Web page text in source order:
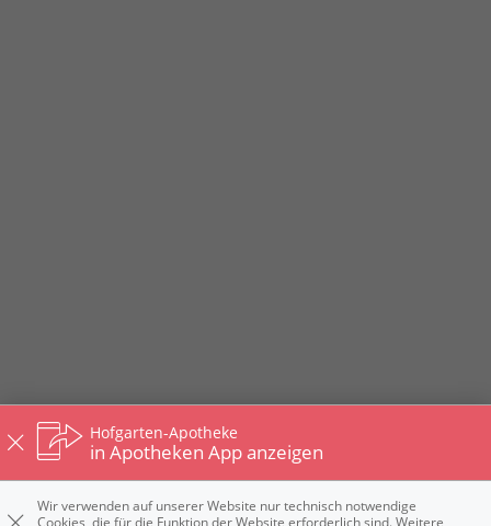
Hofgarten-Apotheke
in Apotheken App anzeigen
Wir verwenden auf unserer Website nur technisch notwendige